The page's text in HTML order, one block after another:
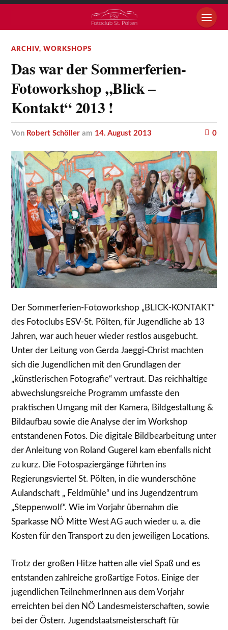
ARCHIV,WORKSHOPS
Das war der Sommerferien-
Fotoworkshop „Blick –
Kontakt“ 2013 !
von Robert Schöller am 14. August 2013 0
Der Sommerferien-Fotoworkshop „BLICK-KONTAKT“
des Fotoclubs ESV-St. Pölten, für Jugendliche ab 13
Jahren, war auch heuer wieder restlos ausgebucht.
Unter der Leitung von Gerda Jaeggi-Christ machten
sich die Jugendlichen mit den Grundlagen der
„künstlerischen Fotografie“ vertraut. Das reichhaltige
abwechslungsreiche Programm umfasste den
praktischen Umgang mit der Kamera, Bildgestaltung &
Bildaufbau sowie die Analyse der im Workshop
entstandenen Fotos. Die digitale Bildbearbeitung unter
der Anleitung von Roland Gugerel kam ebenfalls nicht
zu kurz. Die Fotospaziergänge führten ins
Regierungsviertel St. Pölten, in die wunderschöne
Aulandschaft „ Feldmühle“ und ins Jugendzentrum
„Steppenwolf“. Wie im Vorjahr übernahm die
Sparkasse NÖ Mitte West AG auch wieder u. a. die
Kosten für den Transport zu den jeweiligen Locations.
Trotz der großen Hitze hatten alle viel Spaß und es
entstanden zahlreiche großartige Fotos. Einige der
jugendlichen TeilnehmerInnen aus dem Vorjahr
erreichten bei den NÖ Landesmeisterschaften, sowie
bei der Österr. Jugendstaatsmeisterschaft für